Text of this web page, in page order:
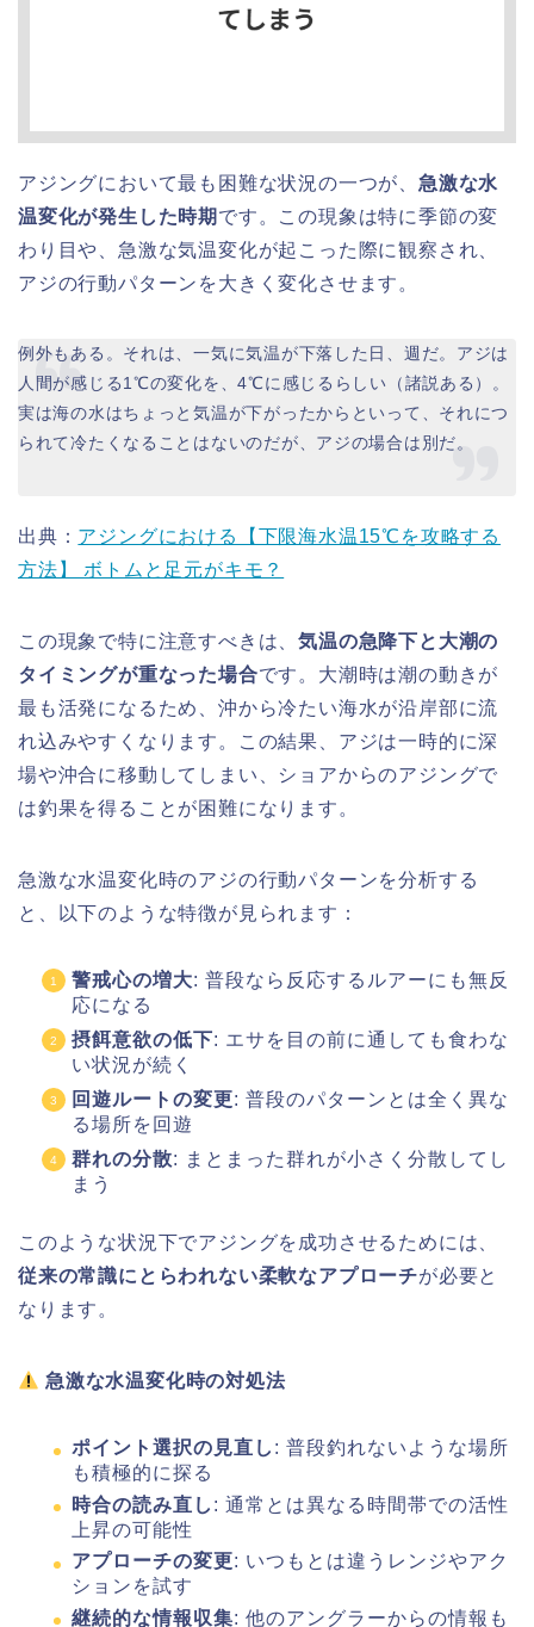
アジングにおいて最も困難な状況の一つが、 急激な水
温変化が発生した時期 です。この現象は特に季節の変
わり目や、急激な気温変化が起こった際に観察され、
アジの行動パターンを大きく変化させます。
例外もある。それは、一気に気温が下落した日、週だ。アジは
人間が感じる1℃の変化を、4℃に感じるらしい（諸説ある）。
実は海の水はちょっと気温が下がったからといって、それにつ
られて冷たくなることはないのだが、アジの場合は別だ。
出典： アジングにおける【下限海水温15℃を攻略する
方法】 ボトムと足元がキモ？
この現象で特に注意すべきは、気温の急降下と大潮の
タイミングが重なった場合です。大潮時は潮の動きが
最も活発になるため、沖から冷たい海水が沿岸部に流
れ込みやすくなります。この結果、アジは一時的に深
場や沖合に移動してしまい、ショアからのアジングで
は釣果を得ることが困難になります。
急激な水温変化時のアジの行動パターンを分析する
と、以下のような特徴が見られます：
警戒心の増大: 普段なら反応するルアーにも無反
応になる
摂餌意欲の低下: エサを目の前に通しても食わな
い状況が続く
回遊ルートの変更: 普段のパターンとは全く異な
る場所を回遊
群れの分散: まとまった群れが小さく分散してし
まう
このような状況下でアジングを成功させるためには、
従来の常識にとらわれない柔軟なアプローチが必要と
なります。
急激な水温変化時の対処法
ポイント選択の見直し : 普段釣れないような場所
も積極的に探る
時合の読み直し : 通常とは異なる時間帯での活性
上昇の可能性
アプローチの変更: いつもとは違うレンジやアク
ションを試す
継続的な情報収集: 他のアングラーからの情報も